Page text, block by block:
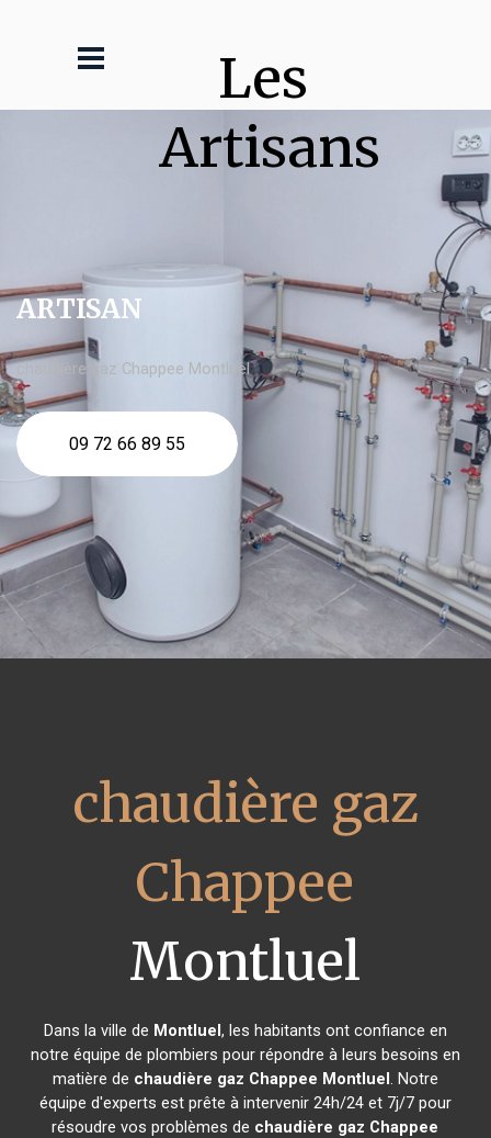
Les
Artisans
ARTISAN
chaudière gaz Chappee Montluel
09 72 66 89 55
chaudière gaz
Chappee
Montluel
Dans la ville de Montluel, les habitants ont confiance en
notre équipe de plombiers pour répondre à leurs besoins en
matière de chaudière gaz Chappee Montluel. Notre
équipe d'experts est prête à intervenir 24h/24 et 7j/7 pour
résoudre vos problèmes de chaudière gaz Chappee